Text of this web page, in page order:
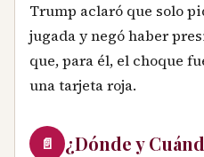
Trump aclaró que solo
jugada y negó haber
que, para él, el choque
una tarjeta roja.
📄 ¿Dónde y